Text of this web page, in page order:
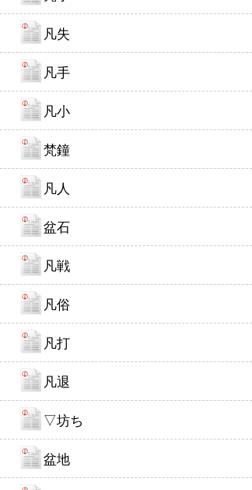
凡失
凡手
凡小
梵鐘
凡人
盆石
凡戦
凡俗
凡打
凡退
▽坊ち
盆地